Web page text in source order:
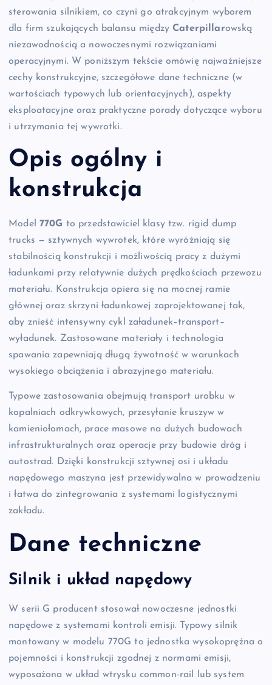
sterowania silnikiem, co czyni go atrakcyjnym wyborem
dla firm szukających balansu międzyCaterpillarowską
niezawodnością a nowoczesnymi rozwiązaniami
operacyjnymi. W poniższym tekście omówię najważniejsze
cechy konstrukcyjne, szczegółowe dane techniczne (w
wartościach typowych lub orientacyjnych), aspekty
eksploatacyjne oraz praktyczne porady dotyczące wyboru
i utrzymania tej wywrotki.
Opis ogólny i
konstrukcja
Model 770G to przedstawiciel klasy tzw. rigid dump
trucks — sztywnych wywrotek, które wyróżniają się
stabilnością konstrukcji i możliwością pracy z dużymi
ładunkami przy relatywnie dużych prędkościach przewozu
materiału. Konstrukcja opiera się na mocnej ramie
głównej oraz skrzyni ładunkowej zaprojektowanej tak,
aby znieść intensywny cykl załadunek–transport–
wyładunek. Zastosowane materiały i technologia
spawania zapewniają długą żywotność w warunkach
wysokiego obciążenia i abrazyjnego materiału.
Typowe zastosowania obejmują transport urobku w
kopalniach odkrywkowych, przesyłanie kruszyw w
kamieniołomach, prace masowe na dużych budowach
infrastrukturalnych oraz operacje przy budowie dróg i
autostrad. Dzięki konstrukcji sztywnej osi i układu
napędowego maszyna jest przewidywalna w prowadzeniu
i łatwa do zintegrowania z systemami logistycznymi
zakładu.
Dane techniczne
Silnik i układ napędowy
W serii G producent stosował nowoczesne jednostki
napędowe z systemami kontroli emisji. Typowy silnik
montowany w modelu 770G to jednostka wysokoprężna o
pojemności i konstrukcji zgodnej z normami emisji,
wyposażona w układ wtrysku common-rail lub system